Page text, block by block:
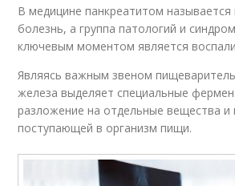
В медицине панкреатитом называется
болезнь, а группа патологий и
ключевым моментом является
Являясь важным звеном
железа выделяет специальные
разложение на отдельные вещества и
поступающей в организм пищи.